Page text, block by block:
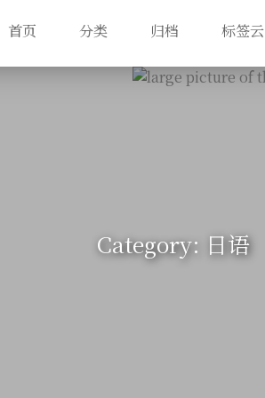
首页 分类 归档 标签云
Category: 日语